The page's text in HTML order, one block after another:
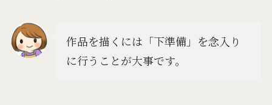
作品を描くには「下準備」を念入り
に行うことが大事です。